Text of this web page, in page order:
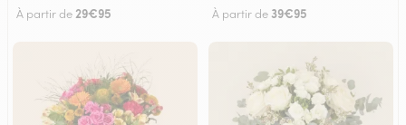
À partir de29€95 À partir de 39€95